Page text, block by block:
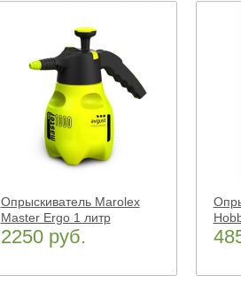
Опрыскиватель Marolex
Master Ergo 1 литр
2250 руб.